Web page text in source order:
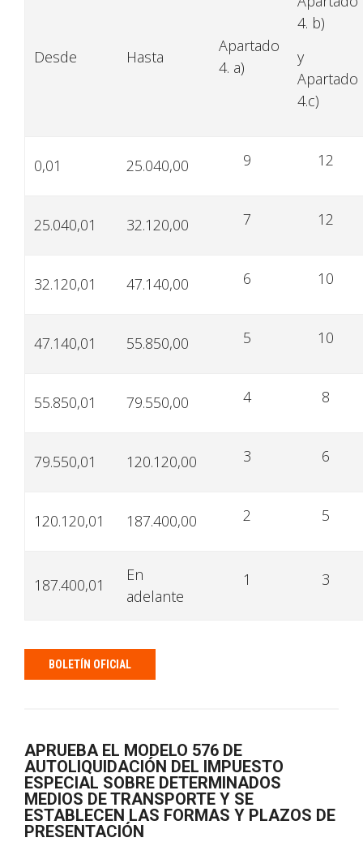
Desde Hasta
Apartado
4. a)
4. b)
y
Apartado
4.c)
0,01 25.040,00 9 12
25.040,01 32.120,00 7 12
32.120,01 47.140,00 6 10
47.140,01 55.850,00 5 10
55.850,01 79.550,00 4 8
79.550,01 120.120,00 3 6
120.120,01 187.400,00 2 5
187.400,01
En
adelante
1 3
BOLETÍN OFICIAL
APRUEBA EL MODELO 576 DE
AUTOLIQUIDACIÓN DEL IMPUESTO
ESPECIAL SOBRE DETERMINADOS
MEDIOS DE TRANSPORTE Y SE
ESTABLECEN LAS FORMAS Y PLAZOS DE
PRESENTACIÓN